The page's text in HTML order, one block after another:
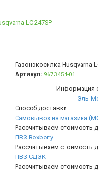
LC 247SP
Газонокосилка Husqvarna
Артикул: 9673454-01
Информация
Эль-
Способ доставки
Самовывоз из магазина
Рассчитываем стоимость
ПВЗ Boxberry
Рассчитываем стоимость
ПВЗ СДЭК
Рассчитываем стоимость